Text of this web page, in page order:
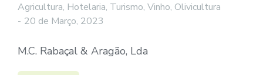
Agricultura, Hotelaria, Turismo, Vinho, Olivicultura
20 de Março, 2023
M.C. Rabaçal & Aragão, Lda